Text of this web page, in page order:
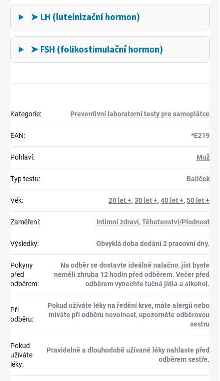
➤ LH (luteinizační hormon)
➤ FSH (folikostimulační hormon)
Kategorie: Preventivní laboratorní testy pro samoplátce
EAN: *E219
Pohlaví: Muž
Typ testu: Balíček
Věk: 20 let +,30 let +,40 let +,50 let +
Zaměření: Intimní zdraví,Těhotenství/Plodnost
Výsledky: Obvyklá doba dodání 2 pracovní dny.
Pokyny
před
odběrem:
Na odběr se dostavte ideálně nalačno, jíst byste
neměli zhruba 12 hodin před odběrem. Večer před
odběrem vynechte tučná jídla a alkohol.
Při
odběru:
Pokud užíváte léky na ředění krve, máte alergii nebo
míváte při odběru nevolnost, upozorněte odběrovou
sestru
Pokud
užíváte
léky:
Pravidelně a dlouhodobě užívané léky nahlaste před
odběrem sestře.